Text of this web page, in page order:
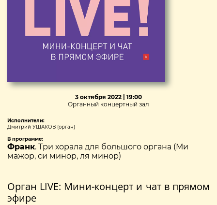
3 октября 2022 | 19:00
Органный концертный зал
Исполнители:
Дмитрий УШАКОВ (орган)
В программе:
Франк. Три хорала для большого органа (Ми
мажор, си минор, ля минор)
Орган LIVE: Мини-концерт и чат в прямом
эфире